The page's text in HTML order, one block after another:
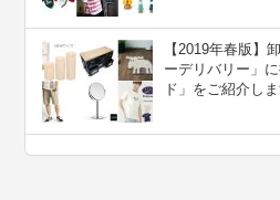
【2019年春版】
ーデリバリー」
ド」をご紹介しま